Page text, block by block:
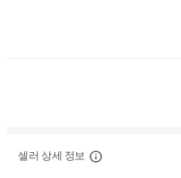
셀러 상세 정보